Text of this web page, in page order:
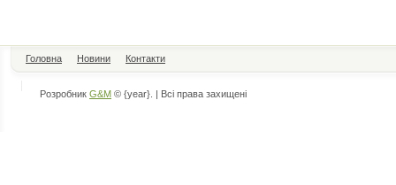
Головна Новини Контакти
Розробник G&M © {year}. | Всі права захищені